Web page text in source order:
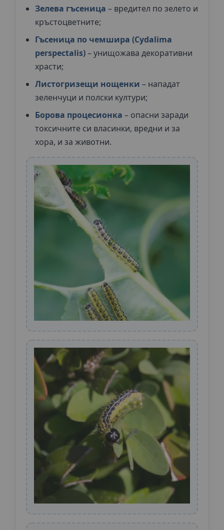
Зелева гъсеница – вредител по зелето и
кръстоцветните;
Гъсеница по чемшира (Cydalima
perspectalis)– унищожава декоративни
храсти;
Листогризещи нощенки – нападат
зеленчуци и полски култури;
Борова процесионка – опасни заради
токсичните си власинки, вредни и за
хора, и за животни.